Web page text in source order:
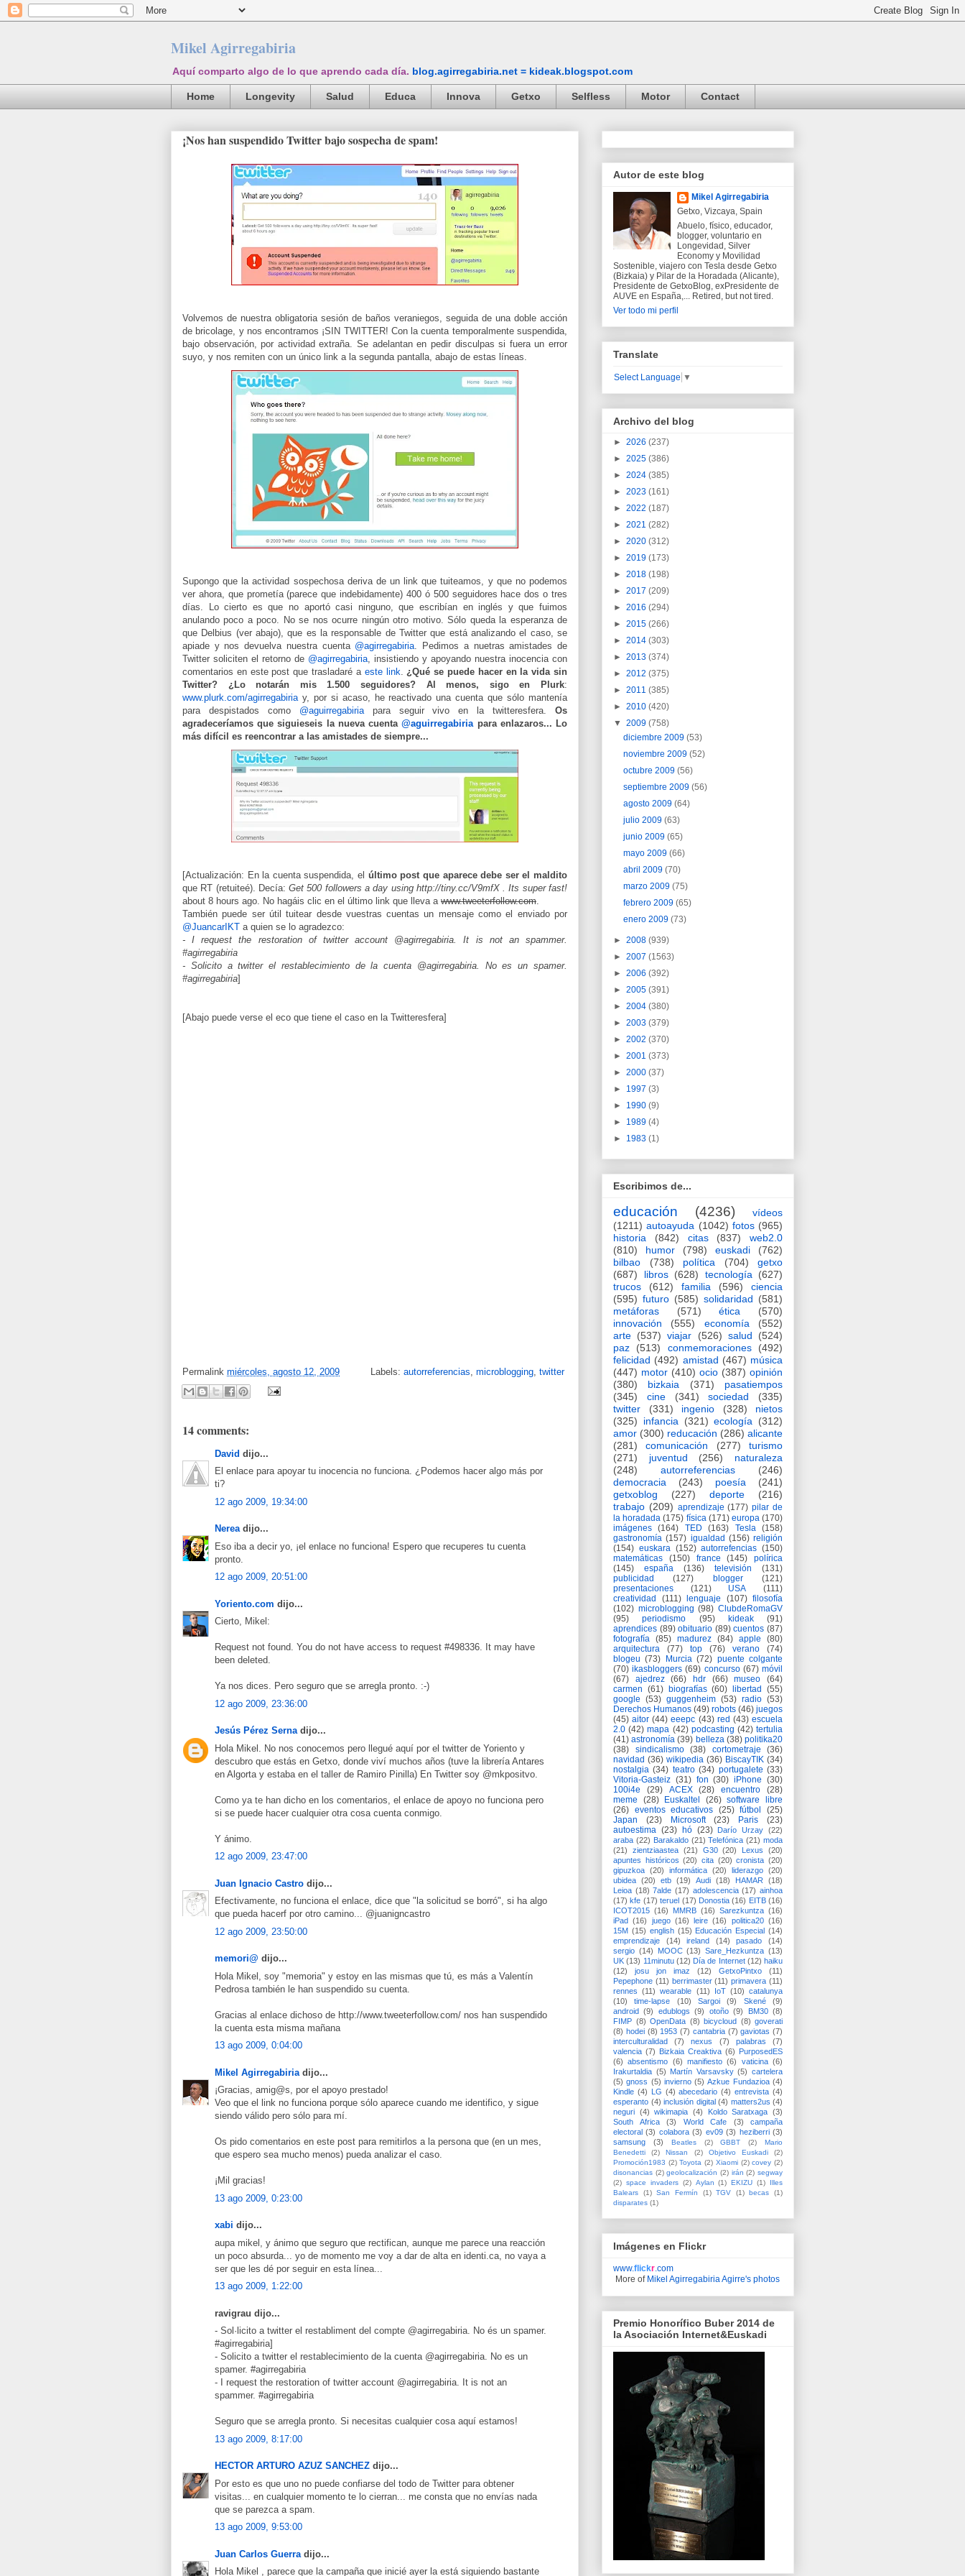
Mikel Agirregabiria
Aquí comparto algo de lo que aprendo cada día. blog.agirregabiria.net = kideak.blogspot.com
Home Longevity Salud Educa Innova Getxo Selfless Motor Contact
¡Nos han suspendido Twitter bajo sospecha de spam!
Volvemos de nuestra obligatoria sesión de baños veraniegos, seguida de una doble acción
de bricolage, y nos encontramos ¡SIN TWITTER! Con la cuenta temporalmente suspendida,
bajo observación, por actividad extraña. Se adelantan en pedir disculpas si fuera un error
suyo, y nos remiten con un único link a la segunda pantalla, abajo de estas líneas.
Supongo que la actividad sospechosa deriva de un link que tuiteamos, y que no podemos
ver ahora, que prometía (parece que indebidamente) 400 ó 500 seguidores hace dos o tres
días. Lo cierto es que no aportó casi ninguno, que escribían en inglés y que fuimos
anulando poco a poco. No se nos ocurre ningún otro motivo. Sólo queda la esperanza de
que Delbius (ver abajo), que es la responsable de Twitter que está analizando el caso, se
apiade y nos devuelva nuestra cuenta @agirregabiria . Pedimos a nuetras amistades de
Twitter soliciten el retorno de @agirregabiria , insistiendo y apoyando nuestra inocencia con
comentarios en este post que trasladaré a este link
¿Qué se puede hacer en la vida sin
Twitter? ¿Lo notarán mis 1.500 seguidores?
Al menos, sigo en Plurk:
www.plurk.com/agirregabiria y, por si acaso, he reactivado una cuenta que sólo mantenía
para despistados como @aguirregabiriapara seguir vivo en la twitteresfera.Os
agradeceríamos que siguieseis la nueva cuenta@aguirregabiria para enlazaros... Lo
más difícil es reencontrar a las amistades de siempre...
[Actualización: En la cuenta suspendida, el último post que aparece debe ser el maldito
que RT (retuiteé). Decía:Get 500 followers a day using http://tiny.cc/V9mfX . Its super fast!
about 8 hours ago. No hagáis clic en el último link que lleva a www.tweeterfollow.com
También puede ser útil tuitear desde vuestras cuentas un mensaje como el enviado por
@JuancarIKT a quien se lo agradezco:
- I request the restoration of twitter account @agirregabiria. It is not an spammer.
#agirregabiria
- Solicito a twitter el restablecimiento de la cuenta @agirregabiria. No es un spamer.
#agirregabiria]
[Abajo puede verse el eco que tiene el caso en la Twitteresfera]
Permalink miércoles, agosto 12, 2009 Labels: autorreferencias, microblogging, twitter
14 comments:
David dijo...
El enlace para apoyar tu inocencia no funciona. ¿Podemos hacer algo más por
ti?
12 ago 2009, 19:34:00
Nereadijo...
Eso iba a decir yo, ¡el enlace no funciona! Espero que recuperes tu cuenta
pronto.
12 ago 2009, 20:51:00
Yoriento.com dijo...
Cierto, Mikel:
Request not found. You do not have access to request #498336. It may have
been deleted.
Ya nos dices. Pero seguro que se arregla pronto. :-)
12 ago 2009, 23:36:00
Jesús Pérez Sernadijo...
Hola Mikel. No nos conocemos pero llegué aquí por el twitter de Yoriento y
descubro que estás en Getxo, donde viví muchos años (tuve la librería Antares
en Algorta y estaba en el taller de Ramiro Pinilla) En Twitter soy @mkpositvo.
Como ya te han dicho en los comentarios, el enlace de apoyo no funciona pero
si se puede hacer cualquier otra cosa cuenta conmigo.
Y ánimo.
12 ago 2009, 23:47:00
Juan Ignacio Castro dijo...
Efectivamente, no funciona el enlace, dice que "la solicitud se borró", si ha algo
que pueda hacerf por otro camino... @juanigncastro
12 ago 2009, 23:50:00
memori@ dijo...
Hola Mikel, soy "memoria" y estoy en las mismas que tú, es más a Valentín
Pedrosa también le han suspendido su cuenta.
Gracias al enlace dichoso de http://www.tweeterfollow.com/ nos han suspendido
la cuenta esta misma mañana
13 ago 2009, 0:04:00
Mikel Agirregabiria dijo...
¡Gracias, amig@s, por el apoyo prestado!
Veo que el link no funciona porque sólo aparece cuando me identifico, y sigue
siendo válido pero sólo para mí.
Os pido comentarios en este post para remitirlos a la persona que (en un mes,
que espero sea mucho menos) pueda analizar el caso.
¡Mil gracias!
13 ago 2009, 0:23:00
xabi dijo...
aupa mikel, y ánimo que seguro que rectifican, aunque me parece una reacción
un poco absurda... yo de momento me voy a dar de alta en identi.ca, no vaya a
ser que les dé por seguir en esta línea...
13 ago 2009, 1:22:00
ravigrau dijo...
- Sol·licito a twitter el restabliment del compte @agirregabiria. No és un spamer.
#agirregabiria]
- Solicito a twitter el restablecimiento de la cuenta @agirregabiria. No es un
spamer. #agirregabiria
- I request the restoration of twitter account @agirregabiria. It is not an
spammer. #agirregabiria
Seguro que se arregla pronto. Si necesitas cualquier cosa aquí estamos!
13 ago 2009, 8:17:00
HECTOR ARTURO AZUZ SANCHEZ dijo...
Por esto es que uno no puede confiarse del todo de Twitter para obtener
visitas... en cualquier momento te lo cierran... me consta que no envías nada
que se parezca a spam.
13 ago 2009, 9:53:00
Juan Carlos Guerra dijo...
Hola Mikel , parece que la campaña que inicié ayer la está siguiendo bastante
Autor de este blog
Mikel Agirregabiria
Getxo, Vizcaya, Spain
Abuelo, físico, educador,
blogger, voluntario en
Longevidad, Silver
Economy y Movilidad
Sostenible, viajero con Tesla desde Getxo
(Bizkaia) y Pilar de la Horadada (Alicante),
Presidente de GetxoBlog, exPresidente de
AUVE en España,... Retired, but not tired.
Ver todo mi perfil
Translate
Select Language ▼
Archivo del blog
► 2026 (237)
► 2025 (386)
► 2024 (385)
► 2023 (161)
► 2022 (187)
► 2021 (282)
► 2020 (312)
► 2019 (173)
► 2018 (198)
► 2017 (209)
► 2016 (294)
► 2015 (266)
► 2014 (303)
► 2013 (374)
► 2012 (375)
► 2011 (385)
► 2010 (420)
▼ 2009 (758)
diciembre 2009(53)
noviembre 2009(52)
octubre 2009(56)
septiembre 2009(56)
agosto 2009(64)
julio 2009(63)
junio 2009(65)
mayo 2009(66)
abril 2009(70)
marzo 2009(75)
febrero 2009(65)
enero 2009(73)
► 2008 (939)
► 2007 (1563)
► 2006 (392)
► 2005 (391)
► 2004 (380)
► 2003 (379)
► 2002 (370)
► 2001 (373)
► 2000 (37)
► 1997 (3)
► 1990 (9)
► 1989 (4)
► 1983 (1)
Escribimos de...
educación (4236)
vídeos
(1211) autoayuda (1042) fotos (965)
historia
(842) citas (837)
web2.0
(810)
humor (798) euskadi
(762)
bilbao
(738) política (704)
getxo
(687)
libros (628) tecnología
(627)
trucos
(612) familia (596)
ciencia
(595) futuro (585) solidaridad (581)
metáforas
(571) ética
(570)
innovación
(555) economía
(552)
arte (537) viajar (526) salud
(524)
paz
(513) conmemoraciones
(492)
felicidad (492) amistad (467) música
(447) motor (410) ocio (387) opinión
(380)
bizkaia (371)
pasatiempos
(345)
cine (341) sociedad
(335)
twitter
(331) ingenio (328)
nietos
(325)
infancia (321) ecología
(312)
amor (300) reducación (286) alicante
(281)
comunicación (277)
turismo
(271)
juventud (256)
naturaleza
(248)
autorreferencias
(246)
democracia
(243) poesía
(241)
getxoblog
(227) deporte
(216)
trabajo (209) aprendizaje (177) pilar de
la horadada (175) física (171) europa (170)
imágenes
(164) TED (163) Tesla
(158)
gastronomía (157) igualdad (156) religión
(154) euskara (152) autorrefencias (150)
matemáticas
(150) france (145)
polírica
(145)
españa (136) televisión
(131)
publicidad
(127) blogger
(121)
presentaciones
(121) USA
(111)
creatividad
(111) lenguaje (107) filosofía
(102) microblogging (98) ClubdeRomaGV
(95)
periodismo (95) kideak
(91)
aprendices (89) obituario (89) cuentos (87)
fotografía (85) madurez (84) apple
(80)
arquitectura
(77) top (76) verano
(74)
blogeu (73) Murcia (72) puente colgante
(70) ikasbloggers (69) concurso (67) móvil
(67)
ajedrez (66) hdr (66) museo
(64)
carmen (61) biografías (60) libertad
(55)
google (53) guggenheim (53) radio (53)
Derechos Humanos (49) robots (46) juegos
(45) aitor (44) eeepc (43) red (43) escuela
2.0 (42) mapa (42) podcasting (42) tertulia
(41) astronomía (39) belleza (38) politika20
(38)
sindicalismo (38) cortometraje
(36)
navidad (36) wikipedia (36) BiscayTIK (34)
nostalgia (34) teatro (34) portugalete (33)
Vitoria-Gasteiz (31) fon (30) iPhone (30)
100i4e
(29) ACEX (28) encuentro
(28)
meme
(28) Euskaltel (26) software libre
(26) eventos educativos (25) fútbol
(25)
Japan
(23) Microsoft (23) Paris
(23)
autoestima (23) hó (23) Darío Urzay (22)
araba (22) Barakaldo (21) Telefónica (21) moda
(21)
zientziaastea (21) G30 (20) Lexus
(20)
apuntes históricos (20) cita (20) cronista (20)
gipuzkoa (20) informática (20) liderazgo (20)
ubidea (20) etb (19) Audi (18) HAMAR
(18)
Leioa (18) 7alde (17) adolescencia (17) ainhoa
(17) kfe (17) teruel (17) Donostia (16) EITB (16)
ICOT2015 (16) MMRB (16) Sarezkuntza (16)
iPad (16) juego (16) leire (16) politica20 (16)
15M (15) english (15) Educación Especial (14)
emprendizaje
(14) ireland (14) pasado
(14)
sergio (14) MOOC (13) Sare_Hezkuntza (13)
UK (13) 11minutu (12) Día de Internet (12) haiku
(12)
josu jon imaz (12) GetxoPintxo
(11)
Pepephone (11) berrimaster (11) primavera (11)
rennes (11) wearable (11) IoT (10) catalunya
(10)
time-lapse (10) Sargoi (9) Skené
(9)
android (9) edublogs (9) otoño (9) BM30 (8)
FIMP (8) OpenData (8) bicycloud (8) goverati
(8) hodei (8) 1953 (7) cantabria (7) gaviotas (7)
interculturalidad
(7) nexus (7) palabras
(7)
valencia (7) Bizkaia Creaktiva (6) PurposedES
(6)
absentismo (6) manifiesto (6) vaticina (6)
Irakurtaldia (5) Martín Varsavsky (5) cartelera
(5) gnoss (5) invierno (5) Azkue Fundazioa (4)
Kindle (4) LG (4) abecedario (4) entrevista (4)
esperanto (4) inclusión digital (4) matters2us (4)
neguri (4) wikimapia (4) Koldo Saratxaga (3)
South Africa
(3) World Cafe (3)
campaña
electoral (3) colabora (3) ev09 (3) heziberri (3)
samsung
(3) Beatles (2) GBBT (2)
Mario
Benedetti
(2) Nissan (2) Objetivo Euskadi
(2)
Promoción1983 (2) Toyota (2) Xiaomi (2) covey (2)
disonancias (2) geolocalización (2) irán (2) segway
(2) space invaders (2) Aylan (1) EKIZU (1)
Illes
Balears
(1) San Fermín (1) TGV (1) becas
(1)
disparates (1)
Imágenes en Flickr
www.flickr .com
More of Mikel Agirregabiria Agirre's photos
Premio Honorífico Buber 2014 de
la Asociación Internet&Euskadi